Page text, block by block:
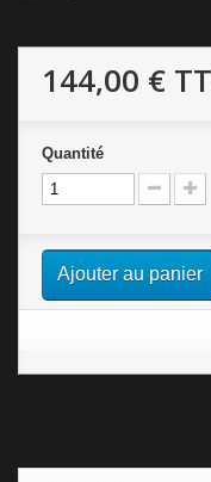
144,00 €
Quantité
Ajouter au panier